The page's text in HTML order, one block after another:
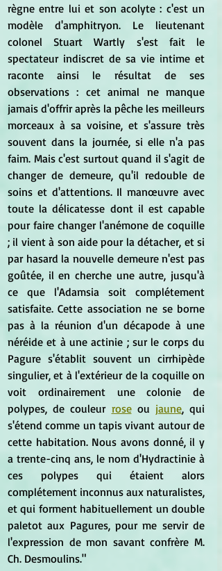
règne entre lui et son acolyte : c'est un
modèle d'amphitryon. Le lieutenant
colonel Stuart Wartly s'est fait le
spectateur indiscret de sa vie intime et
raconte ainsi le résultat de ses
observations : cet animal ne manque
jamais d'offrir après la pêche les meilleurs
morceaux à sa voisine, et s'assure très
souvent dans la journée, si elle n'a pas
faim. Mais c'est surtout quand il s'agit de
changer de demeure, qu'il redouble de
soins et d'attentions. Il manœuvre avec
toute la délicatesse dont il est capable
pour faire changer l'anémone de coquille
; il vient à son aide pour la détacher, et si
par hasard la nouvelle demeure n'est pas
goûtée, il en cherche une autre, jusqu'à
ce que l'Adamsia soit complétement
satisfaite. Cette association ne se borne
pas à la réunion d'un décapode à une
néréide et à une actinie ; sur le corps du
Pagure s'établit souvent un cirrhipède
singulier, et à l'extérieur de la coquille on
voit ordinairement une colonie de
polypes, de couleur rose ou jaune, qui
s'étend comme un tapis vivant autour de
cette habitation. Nous avons donné, il y
a trente-cinq ans, le nom d'Hydractinie à
ces polypes qui étaient alors
complétement inconnus aux naturalistes,
et qui forment habituellement un double
paletot aux Pagures, pour me servir de
l'expression de mon savant confrère M.
Ch. Desmoulins."